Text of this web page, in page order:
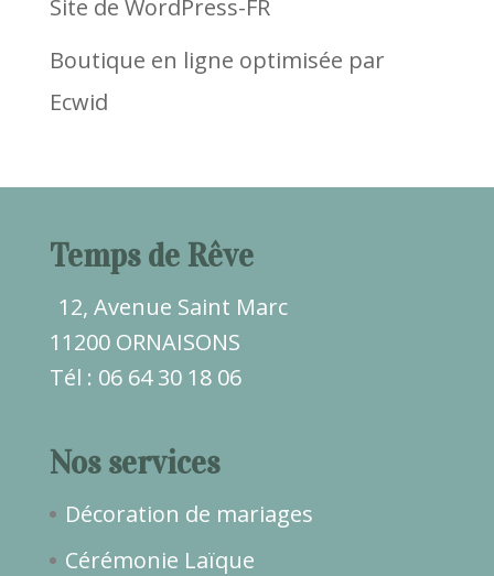
Site de WordPress-FR
Boutique en ligne optimisée par
Ecwid
Temps de Rêve
12, Avenue Saint Marc
11200 ORNAISONS
Tél : 06 64 30 18 06
Nos services
Décoration de mariages
Cérémonie Laïque